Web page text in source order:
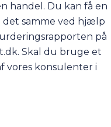
handel. Du kan få en
det samme ved hjælp
på
Skal du bruge et
vores konsulenter i
bilen.
købe en ny bil hos os